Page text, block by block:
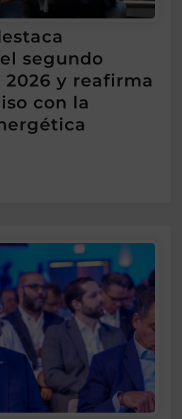
segundo
y reafirma
con la